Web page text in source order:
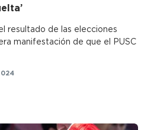
resultado de las elecciones
manifestación de que el PUSC